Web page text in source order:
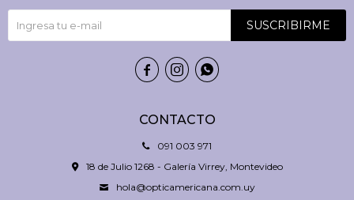
CONTACTO
091 003 971
18 de Julio 1268 - Galería Virrey, Montevideo
hola@opticamericana.com.uy
SUSCRIBIRME
  